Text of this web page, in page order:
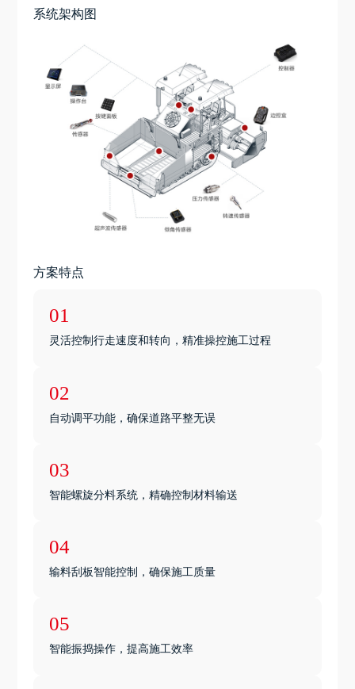
系统架构图
方案特点
01
灵活控制行走速度和转向，精准操控施工过程
02
自动调平功能，确保道路平整无误
03
智能螺旋分料系统，精确控制材料输送
04
输料刮板智能控制，确保施工质量
05
智能振捣操作，提高施工效率